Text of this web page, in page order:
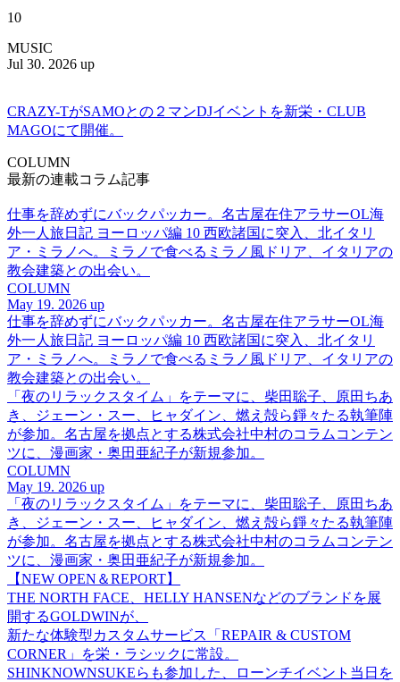
10
MUSIC
Jul 30. 2026 up
CRAZY-TがSAMOとの２マンDJイベントを新栄・CLUB
MAGOにて開催。
COLUMN
最新の連載コラム記事
仕事を辞めずにバックパッカー。名古屋在住アラサーOL海
外一人旅日記 ヨーロッパ編 10 西欧諸国に突入、北イタリ
ア・ミラノへ。ミラノで食べるミラノ風ドリア、イタリアの
教会建築との出会い。
COLUMN
May 19. 2026 up
仕事を辞めずにバックパッカー。名古屋在住アラサーOL海
外一人旅日記 ヨーロッパ編 10 西欧諸国に突入、北イタリ
ア・ミラノへ。ミラノで食べるミラノ風ドリア、イタリアの
教会建築との出会い。
「夜のリラックスタイム」をテーマに、柴田聡子、原田ちあ
き、ジェーン・スー、ヒャダイン、燃え殻ら錚々たる執筆陣
が参加。名古屋を拠点とする株式会社中村のコラムコンテン
ツに、漫画家・奥田亜紀子が新規参加。
COLUMN
May 19. 2026 up
「夜のリラックスタイム」をテーマに、柴田聡子、原田ちあ
き、ジェーン・スー、ヒャダイン、燃え殻ら錚々たる執筆陣
が参加。名古屋を拠点とする株式会社中村のコラムコンテン
ツに、漫画家・奥田亜紀子が新規参加。
【NEW OPEN＆REPORT】
THE NORTH FACE、HELLY HANSENなどのブランドを展
開するGOLDWINが、
新たな体験型カスタムサービス「REPAIR & CUSTOM
CORNER」を栄・ラシックに常設。
SHINKNOWNSUKEらも参加した、ローンチイベント当日を